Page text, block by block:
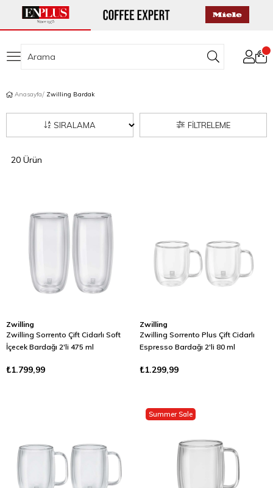
Anasayfa Zwilling Bardak
FILTRELEME
SIRALAMA
20 Ürün
Zwilling
Zwilling Sorrento Çift Cidarlı Soft
İçecek Bardağı 2'li 475 ml
₺1.799,99
Zwilling
Zwilling Sorrento Plus Çift Cidarlı
Espresso Bardağı 2'li 80 ml
₺1.299,99
Summer Sale